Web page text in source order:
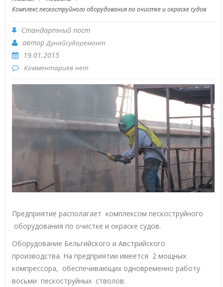
Комплекс пескоструйного оборудования по очистке и окраске судов
Стандартный пост
авторДунайсудоремонт
19.01.2015
Комментариев нет
Предприятие располагает комплексом пескоструйного
оборудования по очистке и окраске судов.
Оборудование Бельгийского и Австрийского
производства. На предприятии имеется 2 мощных
компрессора, обеспечивающих одновременно работу
восьми пескоструйных стволов.